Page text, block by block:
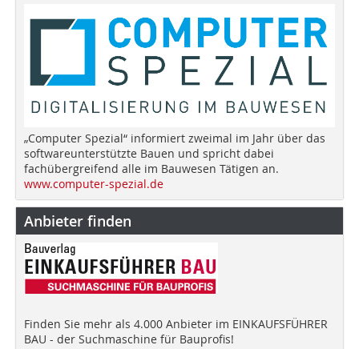
„Computer Spezial“ informiert zweimal im Jahr über das
softwareunterstützte Bauen und spricht dabei
fachübergreifend alle im Bauwesen Tätigen an.
www.computer-spezial.de
Anbieter finden
Finden Sie mehr als 4.000 Anbieter im EINKAUFSFÜHRER
BAU - der Suchmaschine für Bauprofis!